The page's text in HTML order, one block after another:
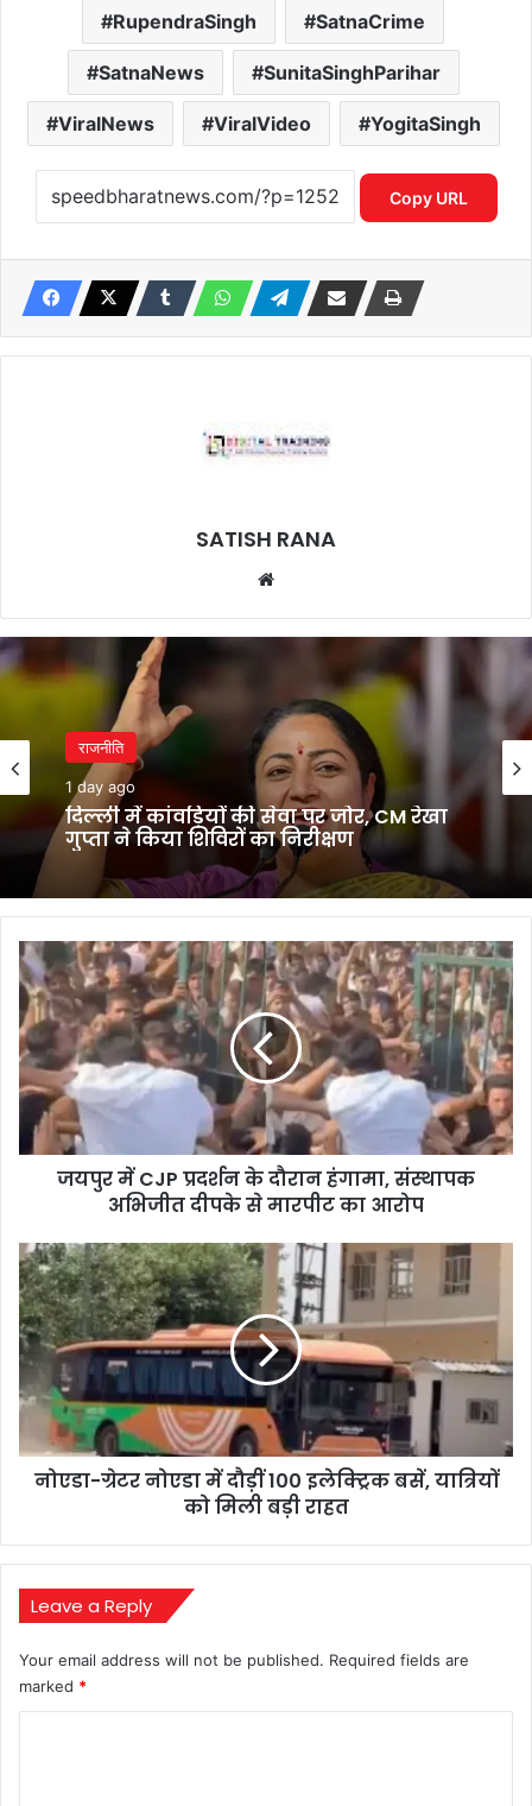
RupendraSingh SatnaCrime
SatnaNews SunitaSinghParihar
ViralNews ViralVideo YogitaSingh
Copy URL
SATISH RANA
राजनीति
1 day ago
दिल्ली में कांवड़ियों की सेवा पर जोर, CM रेखा
गुप्ता ने किया शिविरों का निरीक्षण
जयपुर
में
CJP
प्रदर्शन
के
दौरान
हंगामा,
संस्थापक
अभिजीत
का
आरोप
जयपुर में CJP प्रदर्शन के दौरान हंगामा, संस्थापक
अभिजीत दीपके से मारपीट का आरोप
नोएडा-
ग्रेटर
नोएडा
में
दौड़ीं
100
इलेक्ट्रिक
यात्रियों
नोएडा-ग्रेटर नोएडा में दौड़ीं 100 इलेक्ट्रिक बसें, यात्रियों
को मिली बड़ी राहत
Leave a Reply
Your email address will not be published. Required fields are
marked *